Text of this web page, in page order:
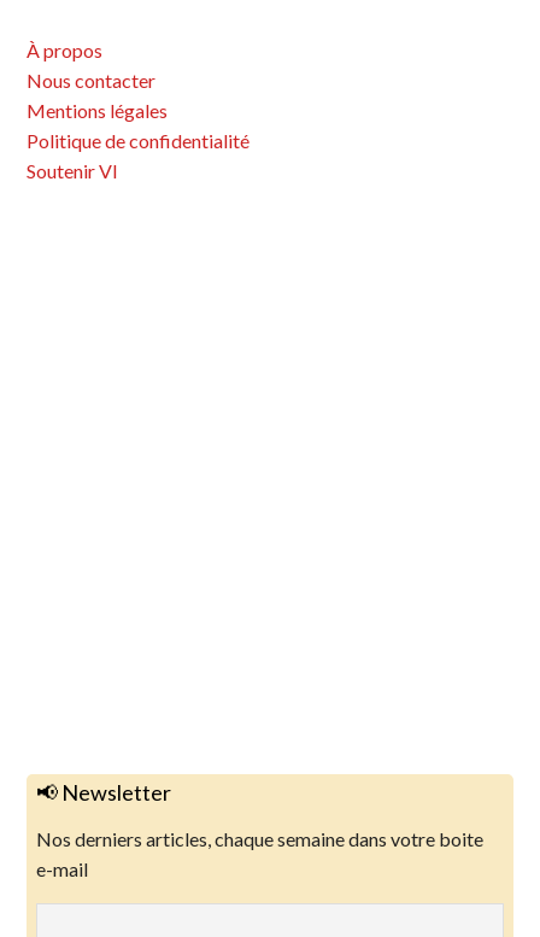
À propos
Nous contacter
Mentions légales
Politique de confidentialité
Soutenir VI
📢 Newsletter
Nos derniers articles, chaque semaine dans votre boite
e-mail